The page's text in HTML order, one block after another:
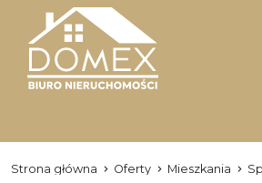
Strona główna Oferty Mieszkania